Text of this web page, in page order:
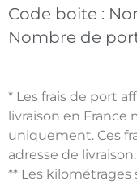
Code boite :
Nombre de
* Les frais de port
livraison en France
uniquement. Ces
adresse de livraison.
** Les